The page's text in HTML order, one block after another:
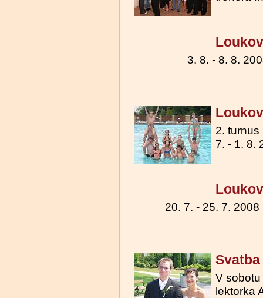
3. 8. - 8. 8.
2.
7. - 1. 8.
20. 7. - 25. 7.
V
lektorka